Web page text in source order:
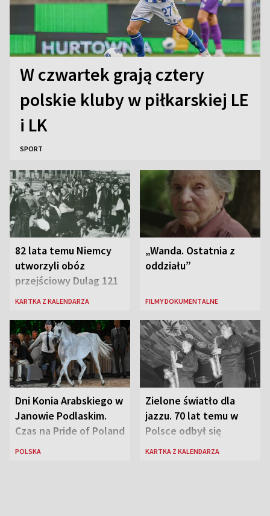
W czwartek grają cztery
polskie kluby w piłkarskiej LE
i LK
SPORT
82 lata temu Niemcy
utworzyli obóz
przejściowy Dulag 121
KARTKA Z KALENDARZA
„Wanda. Ostatnia z
oddziału”
FILMY DOKUMENTALNE
Dni Konia Arabskiego w
Janowie Podlaskim.
Czas na Pride of Poland
POLSKA
Zielone światło dla
jazzu. 70 lat temu w
Polsce odbył się
pierwszy festiwal
KARTKA Z KALENDARZA